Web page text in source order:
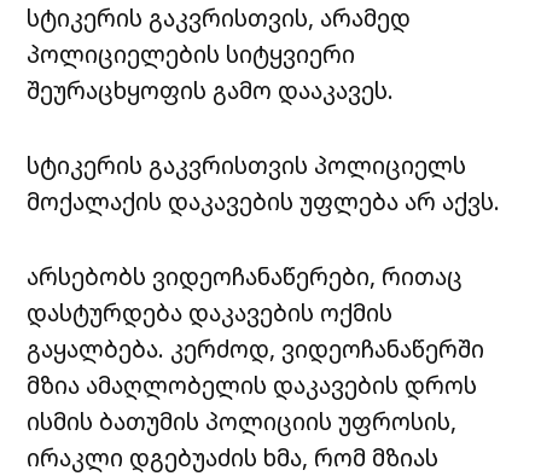
სტიკერის გაკვრისთვის, არამედ
პოლიციელების სიტყვიერი
შეურაცხყოფის გამო დააკავეს.
სტიკერის გაკვრისთვის პოლიციელს
მოქალაქის დაკავების უფლება არ აქვს.
არსებობს ვიდეოჩანაწერები, რითაც
დასტურდება დაკავების ოქმის
გაყალბება. კერძოდ, ვიდეოჩანაწერში
მზია ამაღლობელის დაკავების დროს
ისმის ბათუმის პოლიციის უფროსის,
ირაკლი დგებუაძის ხმა, რომ მზიას